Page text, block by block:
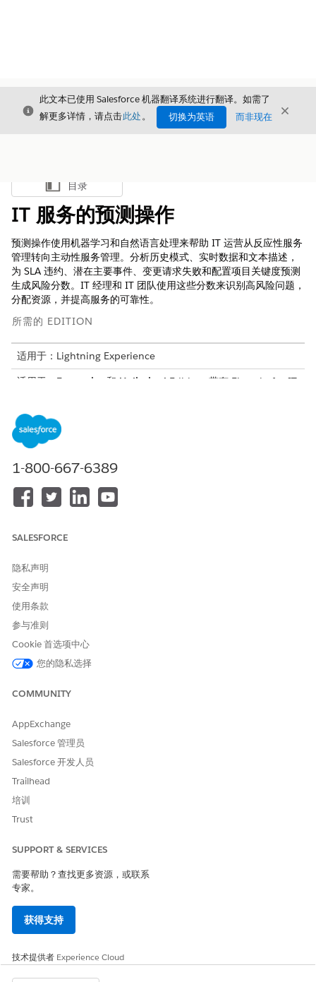
关闭
此文本已使用 Salesforce 机器翻译系统进行翻译。如需了
解更多详情，请点击此处。 切换为英语 而非现在 关闭
显示目录
目录
IT 服务的预测操作
预测操作使用机器学习和自然语言处理来帮助 IT 运营从反应性服务
管理转向主动性服务管理。分析历史模式、实时数据和文本描述，
为 SLA 违约、潜在主要事件、变更请求失败和配置项目关键度预测
生成风险分数。IT 经理和 IT 团队使用这些分数来识别高风险问题，
分配资源，并提高服务的可靠性。
所需的 EDITION
适用于：Lightning Experience
适用于： Enterprise 和 Unlimited Edition, 带有 Einstein for IT
为 IT 服务设置预测操作
设置预测模型来预测 SLA 违约、重大事件升级、配置项目关键
性。
使用适用于 IT 服务的预测操作
使用预测模型在整个 IT 环境中自动化风险管理。使用实时数据
度。识别高风险记录，触发主动响应，并使用数据驱动的分数来
1-800-667-6389
SALESFORCE
隐私声明
安全声明
使用条款
参与准则
Cookie 首选项中心
您的隐私选择
COMMUNITY
AppExchange
Salesforce 管理员
Salesforce 开发人员
Trailhead
培训
Trust
SUPPORT & SERVICES
需要帮助？查找更多资源，或联系
专家。
获得支持
技术提供者 Experience Cloud